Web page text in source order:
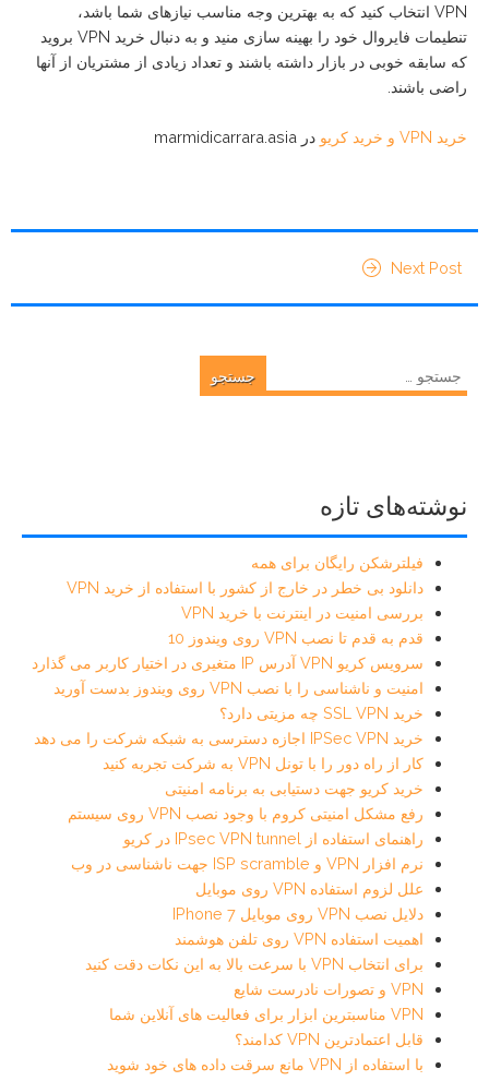
VPN انتخاب کنید که به بهترین وجه مناسب نیازهای شما باشد،
تنطیمات فایروال خود را بهینه سازی منید و به دنبال خرید VPN بروید
که سابقه خوبی در بازار داشته باشند و تعداد زیادی از مشتریان از آنها
راضی باشند.
خرید VPN و خرید کریو در marmidicarrara.asia
Next Post
برای:
نوشته‌های تازه
فیلترشکن رایگان برای همه
دانلود بی خطر در خارج از کشور با استفاده از خرید VPN
بررسی امنیت در اینترنت با خرید VPN
قدم به قدم تا نصب VPN روی ویندوز 10
سرویس کریو VPN آدرس IP متغیری در اختیار کاربر می گذارد
امنیت و ناشناسی را با نصب VPN روی ویندوز بدست آورید
خرید SSL VPN چه مزیتی دارد؟
خرید IPSec VPN اجازه دسترسی به شبکه شرکت را می دهد
کار از راه دور را با تونل VPN به شرکت تجربه کنید
خرید کریو جهت دستیابی به برنامه امنیتی
رفع مشکل امنیتی کروم با وجود نصب VPN روی سیستم
راهنمای استفاده از IPsec VPN tunnel در کریو
نرم افزار VPN و ISP scramble جهت ناشناسی در وب
علل لزوم استفاده VPN روی موبایل
دلایل نصب VPN روی موبایل IPhone 7
اهمیت استفاده VPN روی تلفن هوشمند
برای انتخاب VPN با سرعت بالا به این نکات دقت کنید
VPN و تصورات نادرست شایع
VPN مناسبترین ابزار برای فعالیت های آنلاین شما
قابل اعتمادترین VPN کدامند؟
با استفاده از VPN مانع سرقت داده های خود شوید